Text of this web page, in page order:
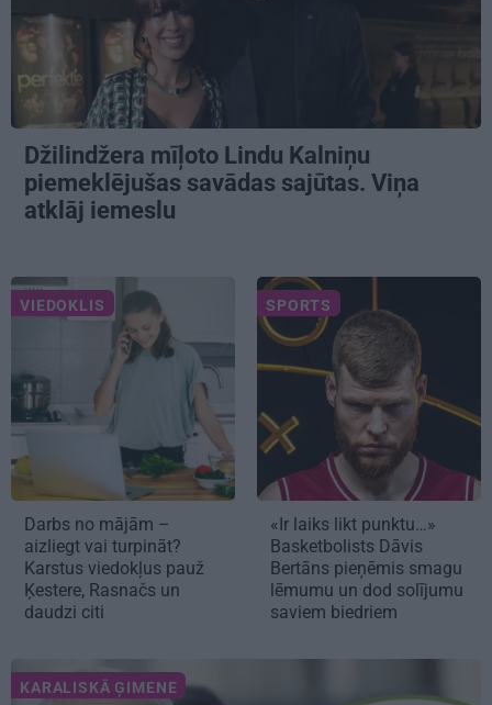
Džilindžera mīļoto Lindu Kalniņu
piemeklējušas savādas sajūtas. Viņa
atklāj iemeslu
VIEDOKLIS
Darbs no mājām –
aizliegt vai turpināt?
Karstus viedokļus pauž
Ķestere, Rasnačs un
daudzi citi
SPORTS
«Ir laiks likt punktu…»
Basketbolists Dāvis
Bertāns pieņēmis smagu
lēmumu un dod solījumu
saviem biedriem
KARALISKĀ ĢIMENE